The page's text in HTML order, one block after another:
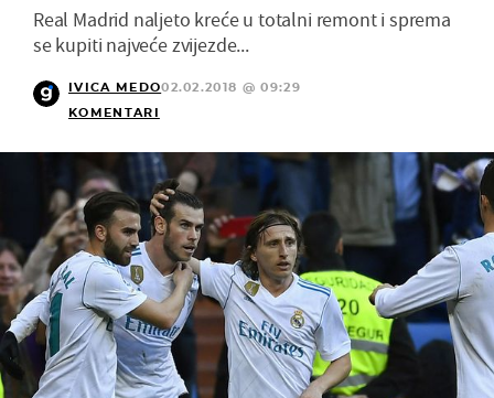
Real Madrid naljeto kreće u totalni remont i sprema
se kupiti najveće zvijezde...
IVICA MEDO02.02.2018 @ 09:29
KOMENTARI